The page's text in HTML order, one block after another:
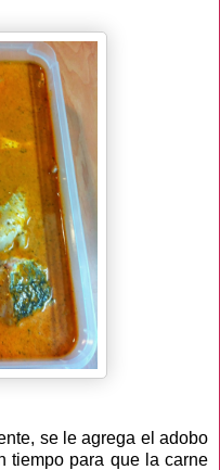
se le agrega el adobo
tiempo para que la carne